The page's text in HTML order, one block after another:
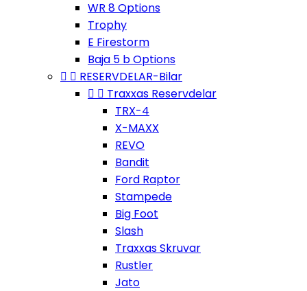
WR 8 Options
Trophy
E Firestorm
Baja 5 b Options
  RESERVDELAR-Bilar
  Traxxas Reservdelar
TRX-4
X-MAXX
REVO
Bandit
Ford Raptor
Stampede
Big Foot
Slash
Traxxas Skruvar
Rustler
Jato